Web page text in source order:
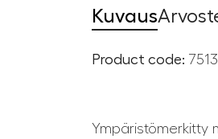
Kuvaus
Product code:
Ympäristömerkitty